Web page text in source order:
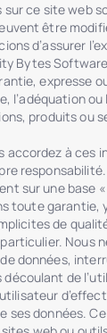
sur ce site web
être
d’assurer
Bytes
expresse
l’adéquation
produits ou
accordez à ces
sur une base
toute garantie,
de
Nous
données,
de
ses données.